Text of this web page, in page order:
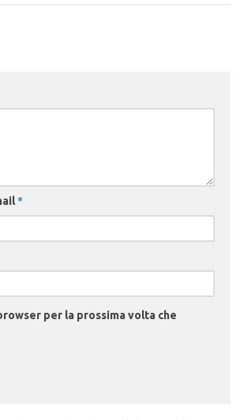
*
per la prossima volta che